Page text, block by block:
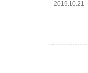
2019.10.21